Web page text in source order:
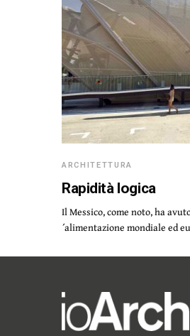
ARCHITETTURA
Rapidità logica
Il Messico, come noto, ha
´alimentazione mondiale ed